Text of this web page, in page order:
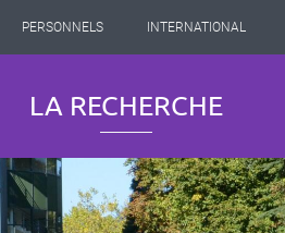
PERSONNELS INTERNATIONAL
LA RECHERCHE